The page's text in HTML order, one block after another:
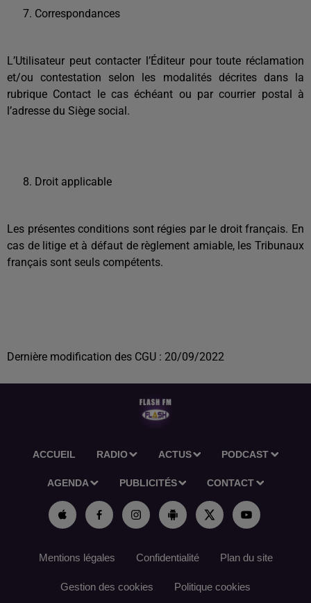
Correspondances
L’Utilisateur peut contacter l’Éditeur pour toute réclamation
et/ou contestation selon les modalités décrites dans la
rubrique Contact le cas échéant ou par courrier postal à
l’adresse du Siège social.
Droit applicable
Les présentes conditions sont régies par le droit français. En
cas de litige et à défaut de règlement amiable, les Tribunaux
français sont seuls compétents.
Dernière modification des CGU : 20/09/2022
ACCUEIL RADIO ACTUS PODCAST
AGENDA PUBLICITÉS CONTACT
Mentions légales Confidentialité Plan du site
Gestion des cookies Politique cookies